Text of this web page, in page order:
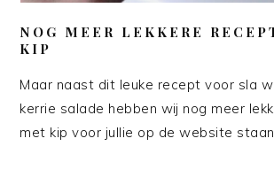
NOG MEER LEKKERE
KIP
Maar naast dit leuke recept voor sla
kerrie salade hebben wij nog meer
met kip voor jullie op de website